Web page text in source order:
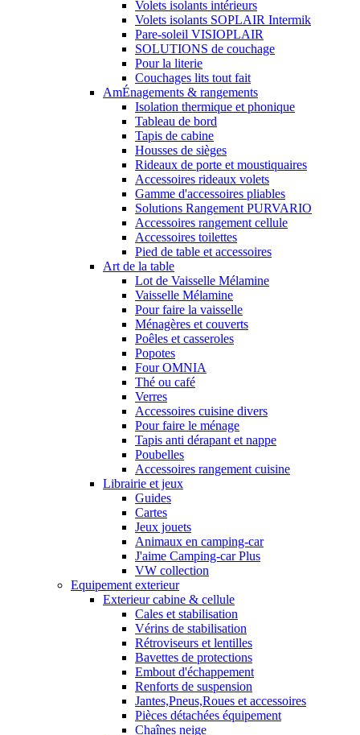
Volets isolants intérieurs
Volets isolants SOPLAIR Intermik
Pare-soleil VISIOPLAIR
SOLUTIONS de couchage
Pour la literie
Couchages lits tout fait
AmÉnagements & rangements
Isolation thermique et phonique
Tableau de bord
Tapis de cabine
Housses de sièges
Rideaux de porte et moustiquaires
Accessoires rideaux volets
Gamme d'accessoires pliables
Solutions Rangement PURVARIO
Accessoires rangement cellule
Accessoires toilettes
Pied de table et accessoires
Art de la table
Lot de Vaisselle Mélamine
Vaisselle Mélamine
Pour faire la vaisselle
Ménagères et couverts
Poêles et casseroles
Popotes
Four OMNIA
Thé ou café
Verres
Accessoires cuisine divers
Pour faire le ménage
Tapis anti dérapant et nappe
Poubelles
Accessoires rangement cuisine
Librairie et jeux
Guides
Cartes
Jeux jouets
Animaux en camping-car
J'aime Camping-car Plus
VW collection
Equipement exterieur
Exterieur cabine & cellule
Cales et stabilisation
Vérins de stabilisation
Rétroviseurs et lentilles
Bavettes de protections
Embout d'échappement
Renforts de suspension
Jantes,Pneus,Roues et accessoires
Pièces détachées équipement
Chaînes neige